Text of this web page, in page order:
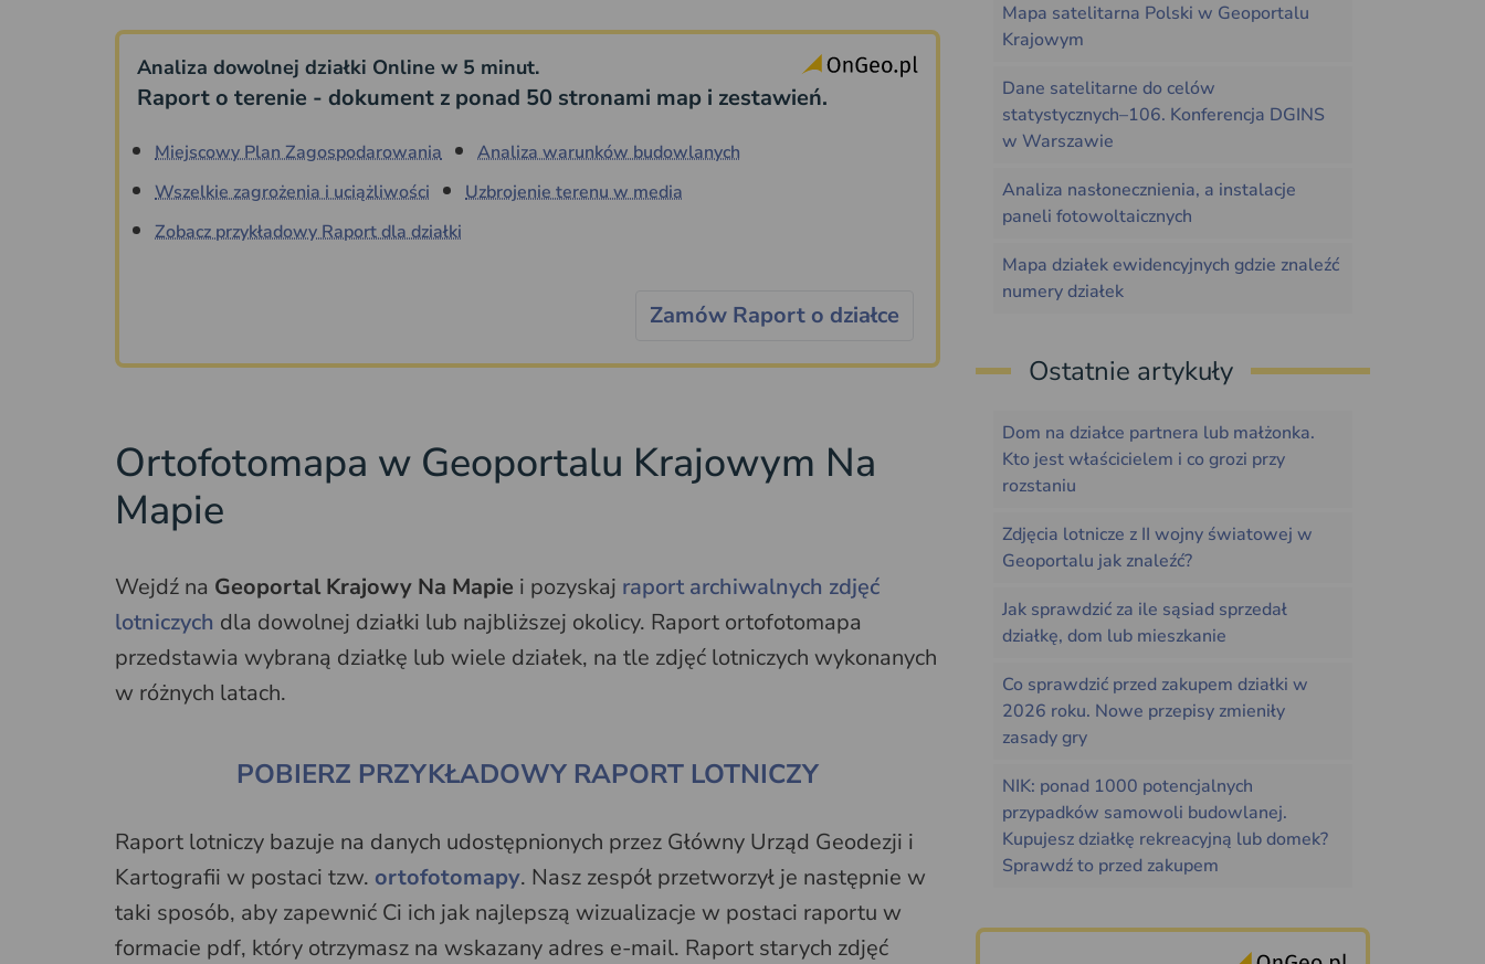
Analiza dowolnej działki Online w 5 minut.
Raport o terenie - dokument z ponad 50 stronami map i zestawień.
Miejscowy Plan Zagospodarowania
Analiza warunków budowlanych
Wszelkie zagrożenia i uciążliwości
Uzbrojenie terenu w media
Zobacz przykładowy Raport dla działki
Zamów Raport o działce
Ortofotomapa w Geoportalu Krajowym Na
Mapie
Wejdź na Geoportal Krajowy Na Mapie i pozyskaj raport archiwalnych zdjęć
lotniczych dla dowolnej działki lub najbliższej okolicy. Raport ortofotomapa
przedstawia wybraną działkę lub wiele działek, na tle zdjęć lotniczych wykonanych
w różnych latach.
POBIERZ PRZYKŁADOWY RAPORT LOTNICZY
Raport lotniczy bazuje na danych udostępnionych przez Główny Urząd Geodezji i
Kartografii w postaci tzw. ortofotomapy. Nasz zespół przetworzył je następnie w
taki sposób, aby zapewnić Ci ich jak najlepszą wizualizacje w postaci raportu w
formacie pdf, który otrzymasz na wskazany adres e-mail. Raport starych zdjęć
Mapa satelitarna Polski w Geoportalu
Krajowym
Dane satelitarne do celów
statystycznych–106. Konferencja DGINS
w Warszawie
Analiza nasłonecznienia, a instalacje
paneli fotowoltaicznych
Mapa działek ewidencyjnych gdzie znaleźć
numery działek
Ostatnie artykuły
Dom na działce partnera lub małżonka.
Kto jest właścicielem i co grozi przy
rozstaniu
Zdjęcia lotnicze z II wojny światowej w
Geoportalu jak znaleźć?
Jak sprawdzić za ile sąsiad sprzedał
działkę, dom lub mieszkanie
Co sprawdzić przed zakupem działki w
2026 roku. Nowe przepisy zmieniły
zasady gry
NIK: ponad 1000 potencjalnych
przypadków samowoli budowlanej.
Kupujesz działkę rekreacyjną lub domek?
Sprawdź to przed zakupem